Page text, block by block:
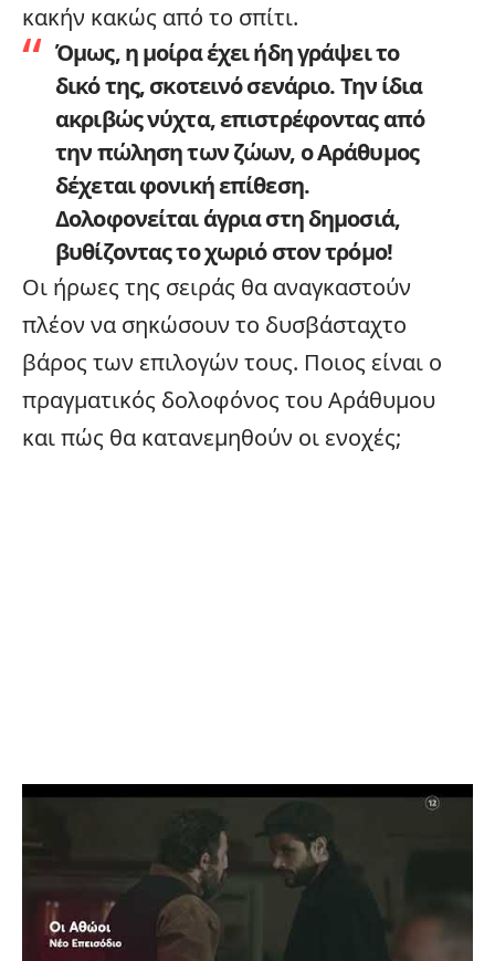
κακήν κακώς από το σπίτι.
Όμως, η μοίρα έχει ήδη γράψει το
δικό της, σκοτεινό σενάριο. Την ίδια
ακριβώς νύχτα, επιστρέφοντας από
την πώληση των ζώων, ο Αράθυμος
δέχεται φονική επίθεση.
Δολοφονείται άγρια στη δημοσιά,
βυθίζοντας το χωριό στον τρόμο!
Οι ήρωες της σειράς θα αναγκαστούν
πλέον να σηκώσουν το δυσβάσταχτο
βάρος των επιλογών τους. Ποιος είναι ο
πραγματικός δολοφόνος του Αράθυμου
και πώς θα κατανεμηθούν οι ενοχές;